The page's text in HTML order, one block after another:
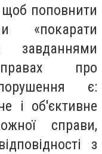
щоб поповнити
«покарати
завданнями
про
є:
і об'єктивне
справи,
з